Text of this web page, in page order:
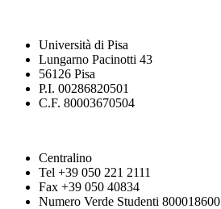
Università di Pisa
Lungarno Pacinotti 43
56126 Pisa
P.I. 00286820501
C.F. 80003670504
Centralino
Tel +39 050 221 2111
Fax +39 050 40834
Numero Verde Studenti 800018600